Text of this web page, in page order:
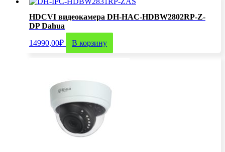
HDCVI видеокамера DH-HAC-HDBW2802RP-Z-
DP Dahua
14990,00₽ В корзину